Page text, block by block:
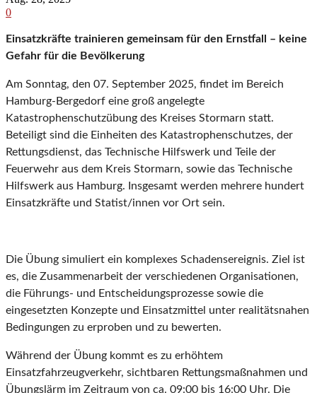
0
Einsatzkräfte trainieren gemeinsam für den Ernstfall – keine
Gefahr für die Bevölkerung
Am Sonntag, den 07. September 2025, findet im Bereich
Hamburg-Bergedorf eine groß angelegte
Katastrophenschutzübung des Kreises Stormarn statt.
Beteiligt sind die Einheiten des Katastrophenschutzes, der
Rettungsdienst, das Technische Hilfswerk und Teile der
Feuerwehr aus dem Kreis Stormarn, sowie das Technische
Hilfswerk aus Hamburg. Insgesamt werden mehrere hundert
Einsatzkräfte und Statist/innen vor Ort sein.
Die Übung simuliert ein komplexes Schadensereignis. Ziel ist
es, die Zusammenarbeit der verschiedenen Organisationen,
die Führungs- und Entscheidungsprozesse sowie die
eingesetzten Konzepte und Einsatzmittel unter realitätsnahen
Bedingungen zu erproben und zu bewerten.
Während der Übung kommt es zu erhöhtem
Einsatzfahrzeugverkehr, sichtbaren Rettungsmaßnahmen und
Übungslärm im Zeitraum von ca. 09:00 bis 16:00 Uhr. Die